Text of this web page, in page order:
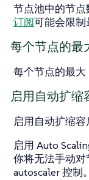
节点池中的节点
订阅可能会限制
每个节点的最
每个节点的最大
启用自动扩缩
启用自动扩缩容
启用 Auto
你将无法手动对
autoscaler 控制。